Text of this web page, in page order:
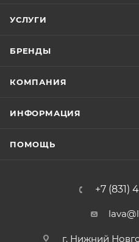
УСЛУГИ
БРЕНДЫ
КОМПАНИЯ
ИНФОРМАЦИЯ
ПОМОЩЬ
+7 (831)
г. Нижний